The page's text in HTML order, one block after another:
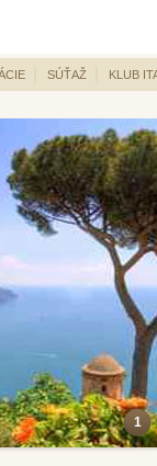
SÚŤAŽ KLUB
1